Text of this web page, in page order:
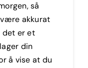
så
akkurat
det er et
din
å vise at du